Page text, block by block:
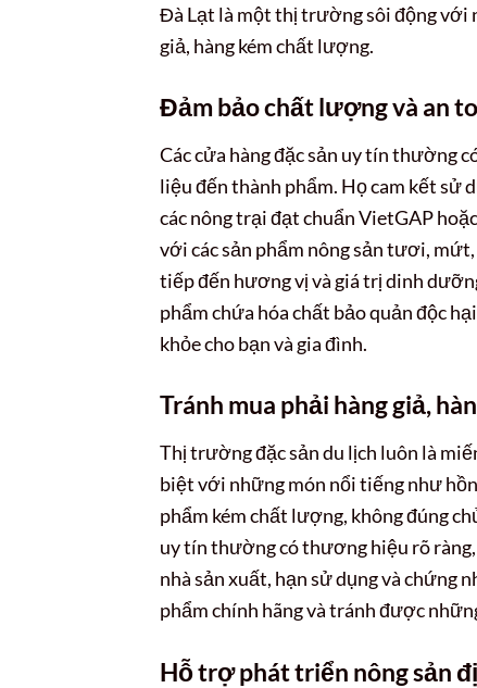
Đà Lạt là một thị trường sôi động với
giả, hàng kém chất lượng.
Đảm bảo chất lượng và an
Các cửa hàng đặc sản uy tín thường
liệu đến thành phẩm. Họ cam kết sử
các nông trại đạt chuẩn VietGAP
với các sản phẩm nông sản tươi,
tiếp đến hương vị và giá trị dinh
phẩm chứa hóa chất bảo quản độc
khỏe cho bạn và gia đình.
Tránh mua phải hàng giả,
Thị trường đặc sản du lịch luôn là
biệt với những món nổi tiếng như
phẩm kém chất lượng, không đúng
uy tín thường có thương hiệu rõ
nhà sản xuất, hạn sử dụng và chứng
phẩm chính hãng và tránh được
Hỗ trợ phát triển nông sản